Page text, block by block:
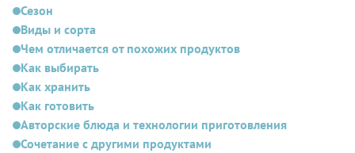
Сезон
Виды и сорта
Чем отличается от похожих продуктов
Как выбирать
Как хранить
Как готовить
Авторские блюда и технологии приготовления
Сочетание с другими продуктами